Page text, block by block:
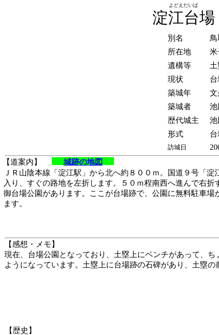
淀江台場
別名
所在地
米
遺構等
現状
築城年
文
築城者
池
歴代城主
池
形式
訪城日
現在、台場公園となっており、土塁上にベンチがあって、
ようになっています。土塁上に台場跡の石碑があり、土塁
【感想・メモ】
【道案内】
城跡の地図
ＪＲ山陰本線「淀江駅」から北へ約８００ｍ。国道９号「淀
入り、すぐの路地を左折します。５０ｍ程南西へ進んで右折
御台場公園があります。ここが台場跡で、公園に無料駐車場
ます。
よどえだいば
【歴史】